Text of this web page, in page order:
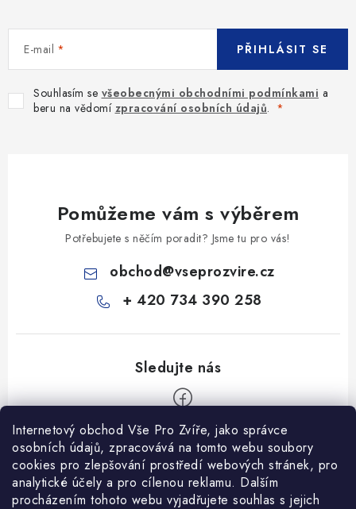
Internetový obchod Vše Pro Zvíře, jako správce
osobních údajů, zpracovává na tomto webu soubory
cookies pro zlepšování prostředí webových stránek, pro
analytické účely a pro cílenou reklamu. Dalším
procházením tohoto webu vyjadřujete souhlas s jejich
E-mail
Souhlasím se všeobecnými obchodními podmínkami a
beru na vědomí zpracování osobních údajů.
PŘIHLÁSIT SE
Pomůžeme vám s výběrem
Potřebujete s něčím poradit? Jsme tu pro vás!
obchod@vseprozvire.cz
+ 420 734 390 258
Informace pro Vás